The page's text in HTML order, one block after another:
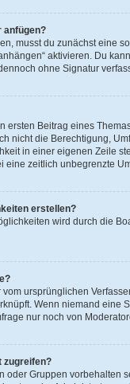
anfügen?
musst du zunächst eine
aktivieren. Du
ohne Signatur
ersten Beitrag eines
nicht die Berechtigung,
in einer eigenen Zeile
eine zeitlich unbegrenzte
erstellen?
wird durch die
ursprünglichen
Wenn niemand
nur noch von
zugreifen?
oder Gruppen